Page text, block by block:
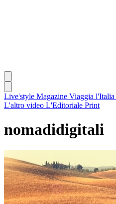
Live'style Magazine Viaggia l'Italia
L'altro video L'Editoriale Print
nomadidigitali